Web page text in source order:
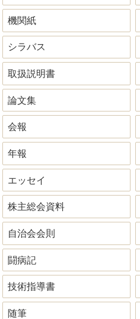
機関紙
シラバス
取扱説明書
論文集
会報
年報
エッセイ
株主総会資料
自治会会則
闘病記
技術指導書
随筆